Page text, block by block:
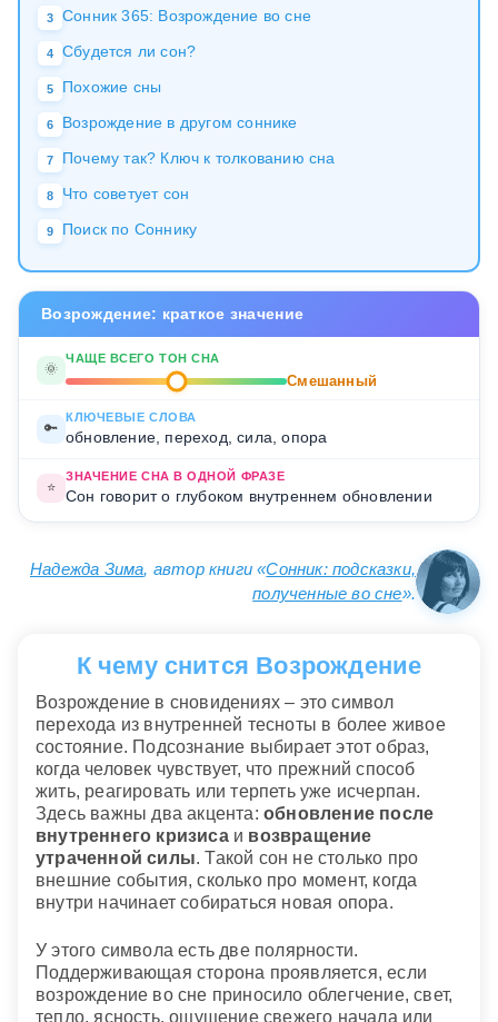
3 Сонник 365: Возрождение во сне
4 Сбудется ли сон?
5 Похожие сны
6 Возрождение в другом соннике
7 Почему так? Ключ к толкованию сна
8 Что советует сон
9 Поиск по Соннику
Возрождение: краткое значение
🌞
ЧАЩЕ ВСЕГО ТОН СНА
Смешанный
🔑
КЛЮЧЕВЫЕ СЛОВА
обновление, переход, сила, опора
⭐
ЗНАЧЕНИЕ СНА В ОДНОЙ ФРАЗЕ
Сон говорит о глубоком внутреннем обновлении
Надежда Зима, автор книги «Сонник: подсказки,
полученные во сне».
К чему снится Возрождение
Возрождение в сновидениях – это символ
перехода из внутренней тесноты в более живое
состояние. Подсознание выбирает этот образ,
когда человек чувствует, что прежний способ
жить, реагировать или терпеть уже исчерпан.
Здесь важны два акцента: обновление после
внутреннего кризисаи возвращение
утраченной силы. Такой сон не столько про
внешние события, сколько про момент, когда
внутри начинает собираться новая опора.
У этого символа есть две полярности.
Поддерживающая сторона проявляется, если
возрождение во сне приносило облегчение, свет,
тепло, ясность, ощущение свежего начала или